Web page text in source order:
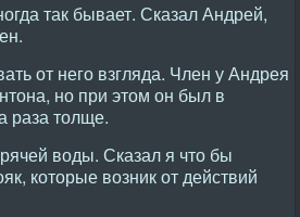
так бывает. Сказал Андрей,
от него взгляда. Член у Андрея
но при этом он был в
раза толще.
воды. Сказал я что бы
которые возник от действий